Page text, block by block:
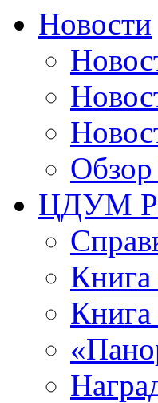
Новости
ЦДУМ
Книга
Книга